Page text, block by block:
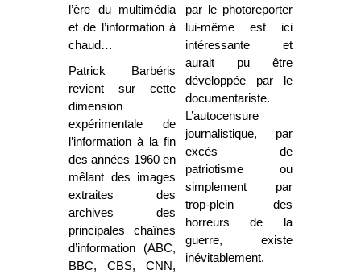
l’ère du multimédia
et de l’information à
chaud…
Patrick Barbéris
revient sur cette
dimension
expérimentale de
l’information à la fin
des années 1960 en
mêlant des images
extraites des
archives des
principales chaînes
d’information (ABC,
BBC, CBS, CNN,
par le photoreporter
lui-même est ici
intéressante et
aurait pu être
développée par le
documentariste.
L’autocensure
journalistique, par
excès de
patriotisme ou
simplement par
trop-plein des
horreurs de la
guerre, existe
inévitablement.